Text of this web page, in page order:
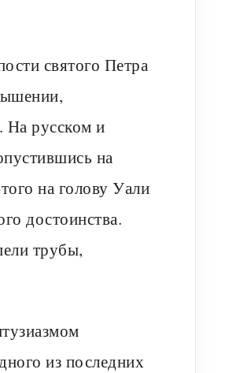
святого Петра
На русском и
на
на голову Уали
достоинства.
трубы,
из последних